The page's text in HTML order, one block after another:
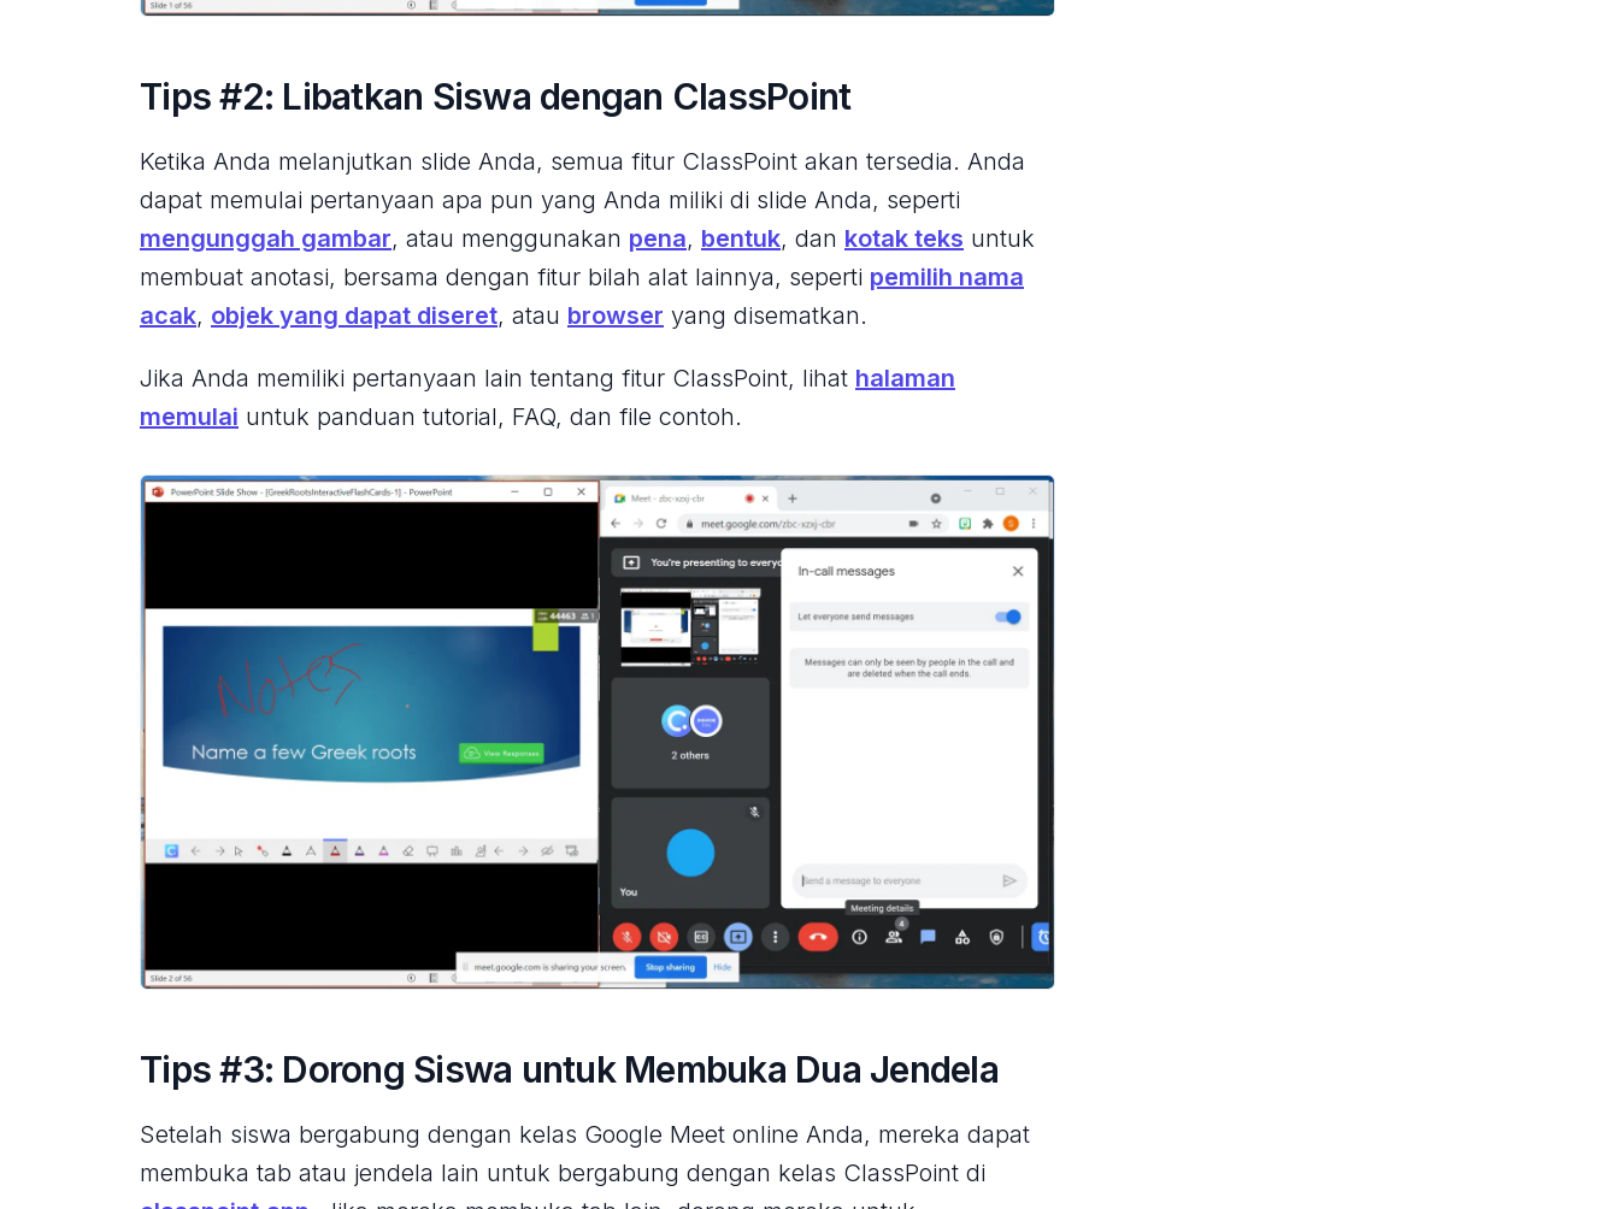
Tips #2: Libatkan Siswa dengan ClassPoint
Ketika Anda melanjutkan slide Anda, semua fitur ClassPoint akan tersedia. Anda
dapat memulai pertanyaan apa pun yang Anda miliki di slide Anda, seperti
mengunggah gambar, atau menggunakan pena, bentuk, dan kotak teks untuk
membuat anotasi, bersama dengan fitur bilah alat lainnya, seperti pemilih nama
acak, objek yang dapat diseret, atau browser yang disematkan.
Jika Anda memiliki pertanyaan lain tentang fitur ClassPoint, lihat halaman
memulai untuk panduan tutorial, FAQ, dan file contoh.
Tips #3: Dorong Siswa untuk Membuka Dua Jendela
Setelah siswa bergabung dengan kelas Google Meet online Anda, mereka dapat
membuka tab atau jendela lain untuk bergabung dengan kelas ClassPoint di